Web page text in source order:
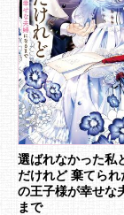
選ばれなかった私
だけれど 棄てられ
の王子様が幸せな
まで